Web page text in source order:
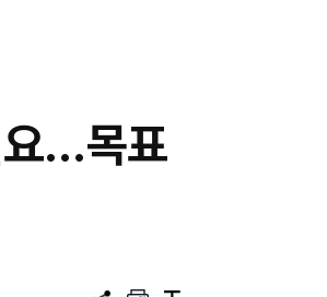
요…목표